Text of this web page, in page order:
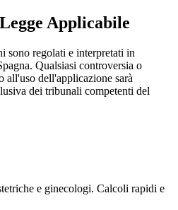
Applicabile
sono regolati e interpretati in
Qualsiasi controversia o
all'uso dell'applicazione sarà
dei tribunali competenti del
e ginecologi. Calcoli rapidi e